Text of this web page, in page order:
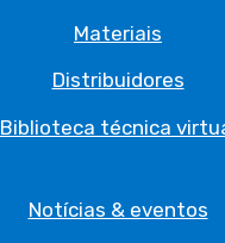
Materiais
Distribuidores
Biblioteca técnica
Notícias & eventos